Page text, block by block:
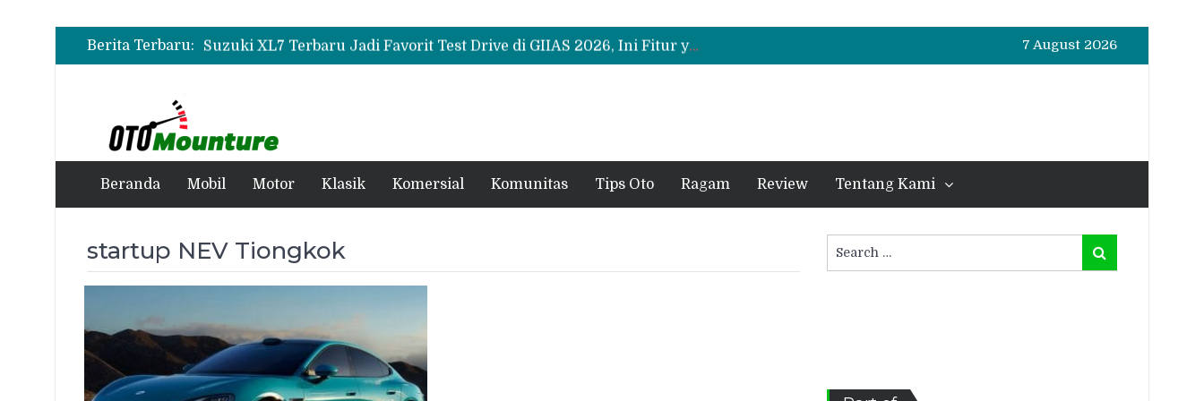
Berita Terbaru:
Promo Servis Mitsubishi Agustus 2026, Ada Diskon ESP dan Bodi & Cat Kilau Merdeka
Suzuki XL7 Terbaru Jadi Favorit Test Drive di GIIAS 2026, Ini Fitur yang Paling Dipuji
Bukan Cuma Layar 14,6 Inci, Ini Fitur Pintar Changan Nevo Q05 yang Dibanderol Rp309 Juta
7 August 2026
Beranda Mobil Motor Klasik Komersial Komunitas Tips Oto Ragam Review Tentang Kami
startup NEV Tiongkok
for:
Search